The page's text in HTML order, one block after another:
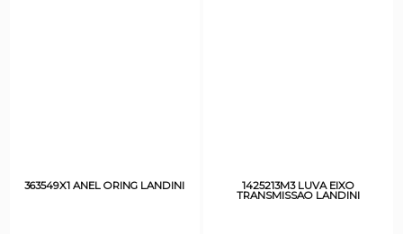
363549X1 ANEL ORING LANDINI 1425213M3 LUVA EIXO
TRANSMISSAO LANDINI